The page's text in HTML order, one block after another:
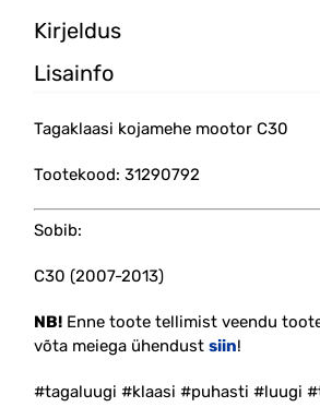
Kirjeldus
Lisainfo
Tagaklaasi kojamehe mootor C30
Tootekood: 31290792
Sobib:
C30 (2007-2013)
NB! Enne toote tellimist veendu
võta meiega ühendust siin!
#tagaluugi #klaasi #puhasti #luugi